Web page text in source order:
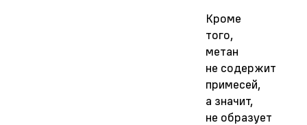
Кроме
того,
метан
не содержит
примесей,
а значит,
не образует